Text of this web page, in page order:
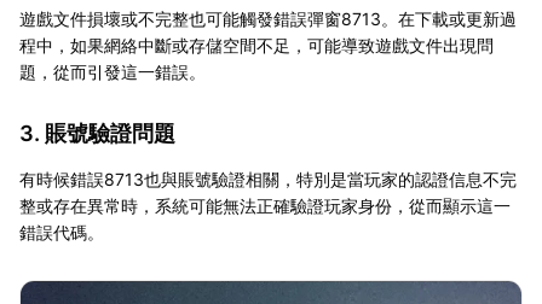
遊戲文件損壞或不完整也可能觸發錯誤彈窗8713。在下載或更新過
程中，如果網絡中斷或存儲空間不足，可能導致遊戲文件出現問
題，從而引發這一錯誤。
3. 賬號驗證問題
有時候錯誤8713也與賬號驗證相關，特別是當玩家的認證信息不完
整或存在異常時，系統可能無法正確驗證玩家身份，從而顯示這一
錯誤代碼。